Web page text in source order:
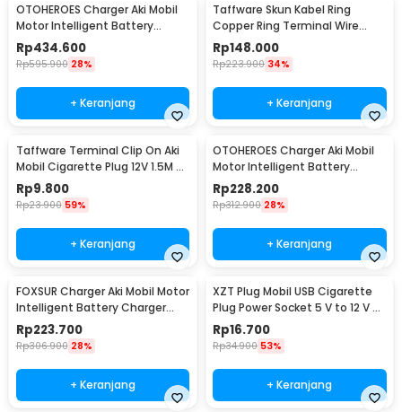
OTOHEROES Charger Aki Mobil
Motor Intelligent Battery
Charger 12V/24V - AJ-618A
Rp434.600
Rp595.900 28%
+ Keranjang
Taffware Skun Kabel Ring
Copper Ring Terminal Wire
Connector 120 PCS - SC6-25
Rp148.000
Rp223.900 34%
+ Keranjang
Taffware Terminal Clip On Aki
Mobil Cigarette Plug 12V 1.5M -
A3381
Rp9.800
Rp23.900 59%
+ Keranjang
OTOHEROES Charger Aki Mobil
Motor Intelligent Battery
Charger 12V/24V - CDQ-628
Rp228.200
Rp312.900 28%
+ Keranjang
FOXSUR Charger Aki Mobil Motor
Intelligent Battery Charger
12/24V 8A - FBC122408D
Rp223.700
Rp306.900 28%
+ Keranjang
XZT Plug Mobil USB Cigarette
Plug Power Socket 5 V to 12 V -
XZT0017
Rp16.700
Rp34.900 53%
+ Keranjang